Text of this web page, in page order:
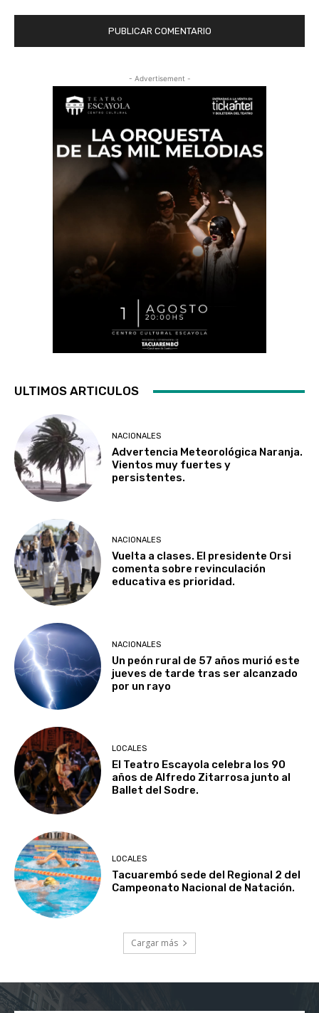
- Advertisement -
ULTIMOS ARTICULOS
NACIONALES
Advertencia Meteorológica Naranja.
Vientos muy fuertes y
persistentes.
NACIONALES
Vuelta a clases. El presidente Orsi
comenta sobre revinculación
educativa es prioridad.
NACIONALES
Un peón rural de 57 años murió este
jueves de tarde tras ser alcanzado
por un rayo
LOCALES
El Teatro Escayola celebra los 90
años de Alfredo Zitarrosa junto al
Ballet del Sodre.
LOCALES
Tacuarembó sede del Regional 2 del
Campeonato Nacional de Natación.
Cargar más